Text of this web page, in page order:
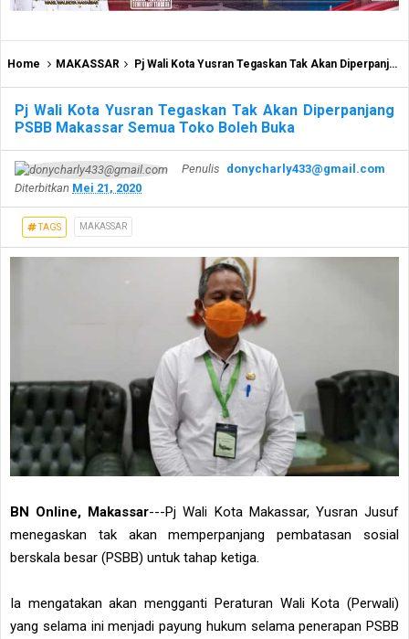
Home MAKASSAR Pj Wali Kota Yusran Tegaskan Tak Akan Diperpanjang PSBB Makassar Semua Toko Boleh Buka
Pj Wali Kota Yusran Tegaskan Tak Akan Diperpanjang
PSBB Makassar Semua Toko Boleh Buka
Penulis donycharly433@gmail.com
Diterbitkan Mei 21, 2020
TAGS MAKASSAR
BN Online, Makassar---Pj Wali Kota Makassar, Yusran Jusuf
menegaskan tak akan memperpanjang pembatasan sosial
berskala besar (PSBB) untuk tahap ketiga.
Ia mengatakan akan mengganti Peraturan Wali Kota (Perwali)
yang selama ini menjadi payung hukum selama penerapan PSBB